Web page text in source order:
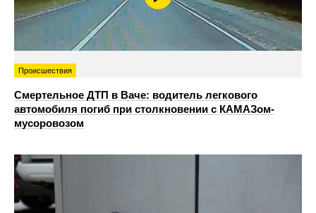
Происшествия
Смертельное ДТП в Ваче: водитель легкового
автомобиля погиб при столкновении с КАМАЗом-
мусоровозом